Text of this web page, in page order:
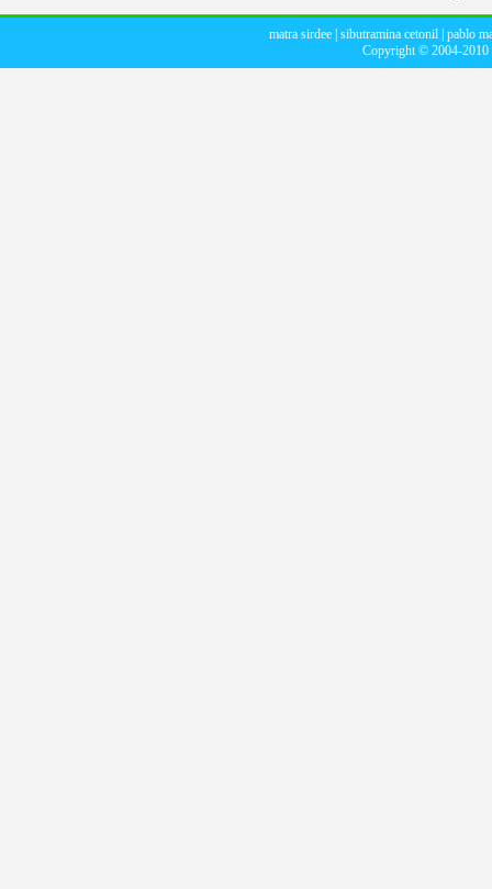
matra sirdee| sibutramina cetonil| pablo
Copyright © 2004-2010